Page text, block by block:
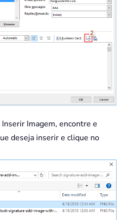
Imagem, encontre e
deseja inserir e clique no